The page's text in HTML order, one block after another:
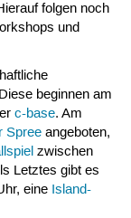
folgen noch
und
beginnen am
c-base. Am
Spreeangeboten,
zwischen
Letztes gibt es
eine Island-